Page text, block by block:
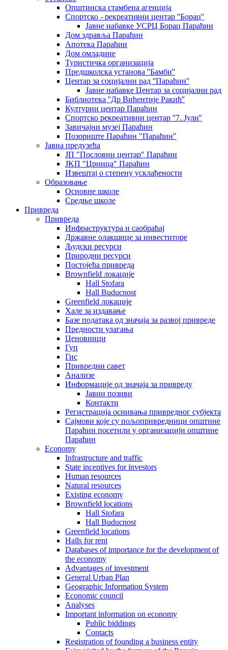
Општинскa стамбенa агенцијa
Спортско - рекреативни центар ''Борац''
Јавне набавке УСРЦ Борац Параћин
Дом здравља Параћин
Апотека Параћин
Дом омладине
Туристичка организација
Предшколска установа ''Бамби''
Центар за социјални рад ''Параћин''
Јавне набавке Центар за социјални рад
Библиотека ''Др Вићентије Ракић''
Културни центар Параћин
Спортско рекреативни центар ''7. Јули''
Завичајни музеј Параћин
Позориште Параћин "Параћин"
Јавна предузећа
ЈП "Пословни центар" Параћин
ЈKП "Црница" Параћин
Извештај о степену усклађености
Образовање
Основне школе
Средње школе
Привреда
Привреда
Инфраструктура и саобраћај
Државне олакшице за инвеститоре
Људски ресурси
Природни ресурси
Постојећа привреда
Brownfield локације
Hall Stofara
Hall Buducnost
Greenfield локације
Хале за издавање
Базе података од значаја за развој привреде
Предности улагања
Ценовници
Гуп
Гис
Привредни савет
Aнализе
Информације од значаја за привреду
Јавни позиви
Контакти
Регистрација оснивања привредног субјекта
Сајмови које су пољопривредници општине
Параћин посетили у организацији општине
Параћин
Economy
Infrastructure and traffic
State incentives for investors
Human resources
Natural resources
Existing economy
Brownfield locations
Hall Stofara
Hall Buducnost
Greenfield locations
Halls for rent
Databases of importance for the development of
the economy
Advantages of investment
General Urban Plan
Geographic Information System
Еconomic council
Analyses
Important information on economy
Public biddings
Contacts
Registration of founding a business entity